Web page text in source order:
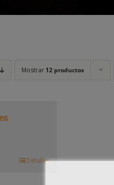
Mostrar 12 productos
Detalles